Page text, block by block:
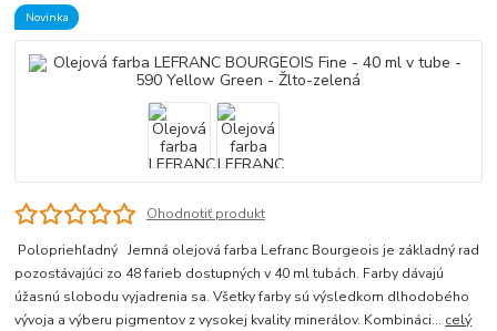
Novinka
Ohodnotiť produkt
Polopriehľadný Jemná olejová farba Lefranc Bourgeois je základný rad
pozostávajúci zo 48 farieb dostupných v 40 ml tubách. Farby dávajú
úžasnú slobodu vyjadrenia sa. Všetky farby sú výsledkom dlhodobého
vývoja a výberu pigmentov z vysokej kvality minerálov. Kombináci... celý